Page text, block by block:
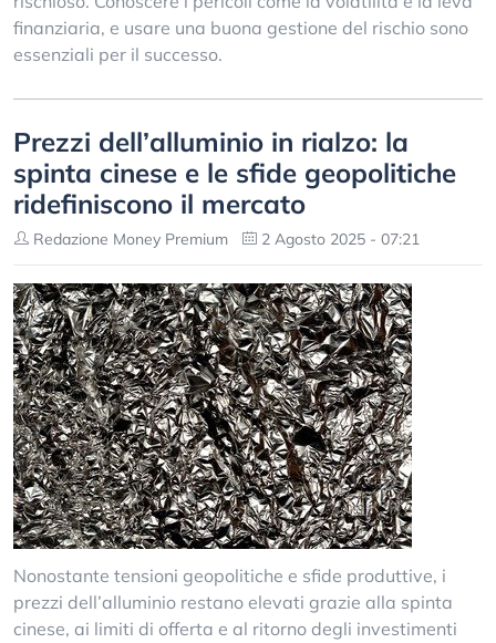
finanziaria, e usare una buona gestione del rischio sono
essenziali per il successo.
Prezzi dell’alluminio in rialzo: la
spinta cinese e le sfide geopolitiche
ridefiniscono il mercato
Redazione Money Premium 2 Agosto 2025 - 07:21
Nonostante tensioni geopolitiche e sfide produttive, i
prezzi dell’alluminio restano elevati grazie alla spinta
cinese, ai limiti di offerta e al ritorno degli investimenti